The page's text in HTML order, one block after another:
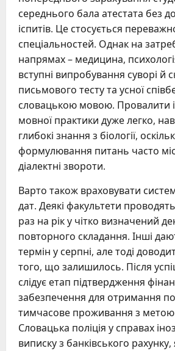
середнього бала атестата без
іспитів. Це стосується
спеціальностей. Однак на
напрямах – медицина,
вступні випробування суворі й
письмового тесту та усної
словацькою мовою. Провалити
мовної практики дуже легко,
глибокі знання з біології,
формулювання питань часто
діалектні звороти.
Варто також враховувати
дат. Деякі факультети
раз на рік у чітко визначений
повторного складання. Інші
термін у серпні, але тоді
того, що залишилось. Після
слідує етап підтвердження
забезпечення для отримання
тимчасове проживання з
Словацька поліція у справах
виписку з банківського